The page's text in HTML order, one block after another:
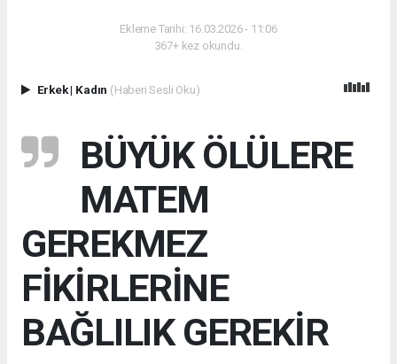
Ekleme Tarihi: 16.03.2026 - 11:06
367+ kez okundu.
Erkek| Kadın (Haberi Sesli Oku)
BÜYÜK ÖLÜLERE
MATEM
GEREKMEZ
FİKİRLERİNE
BAĞLILIK GEREKİR